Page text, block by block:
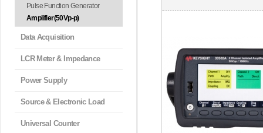
Pulse Function Generator
Amplifier(50Vp-p)
Data Acquisition
LCR Meter & Impedance
Power Supply
Source & Electronic Load
Universal Counter